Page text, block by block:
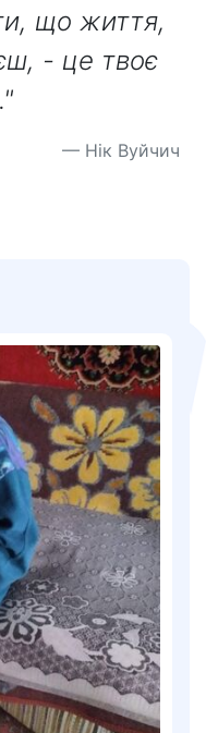
що життя,
- це твоє
Нік Вуйчич